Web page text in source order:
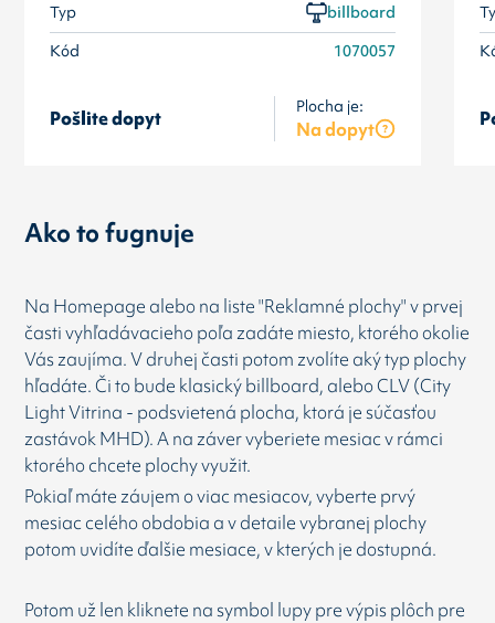
Typ
billboard
Kód
1070057
Pošlite dopyt
Plocha je:
Na dopyt
Ako to fugnuje
Na Homepage alebo na liste "Reklamné plochy" v prvej
časti vyhľadávacieho poľa zadáte miesto, ktorého okolie
Vás zaujíma. V druhej časti potom zvolíte aký typ plochy
hľadáte. Či to bude klasický billboard, alebo CLV (City
Light Vitrina - podsvietená plocha, ktorá je súčasťou
zastávok MHD). A na záver vyberiete mesiac v rámci
ktorého chcete plochy využit.
Pokiaľ máte záujem o viac mesiacov, vyberte prvý
mesiac celého obdobia a v detaile vybranej plochy
potom uvidíte ďalšie mesiace, v kterých je dostupná.
Potom už len kliknete na symbol lupy pre výpis plôch pre